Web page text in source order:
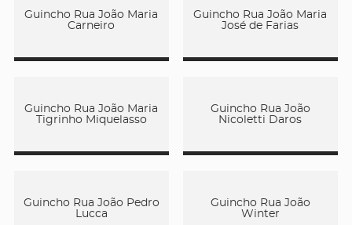
Guincho Rua João Maria
Carneiro
Guincho Rua João Maria
José de Farias
Guincho Rua João Maria
Tigrinho Miquelasso
Guincho Rua João
Nicoletti Daros
Guincho Rua João Pedro
Lucca
Guincho Rua João
Winter